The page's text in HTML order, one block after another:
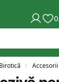
Birotică /